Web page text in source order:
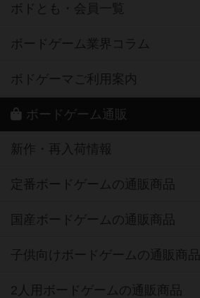
ボドとも・会員一覧
ボードゲーム業界コラム
ボドゲーマご利用案内
ボードゲーム通販
新作・再入荷情報
定番ボードゲームの通販商品
国産ボードゲームの通販商品
子供向けボードゲームの通販商品
2人用ボードゲームの通販商品